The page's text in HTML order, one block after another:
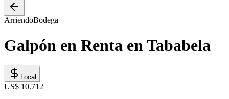
ArriendoBodega
Galpón en Renta en Tababela
Local
US$ 10.712